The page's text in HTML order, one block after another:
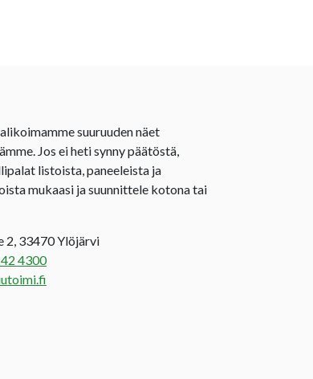
suuruuden näet
Jos ei heti synny päätöstä,
listoista, paneeleista ja
mukaasi ja suunnittele kotona tai
2, 33470 Ylöjärvi
4300